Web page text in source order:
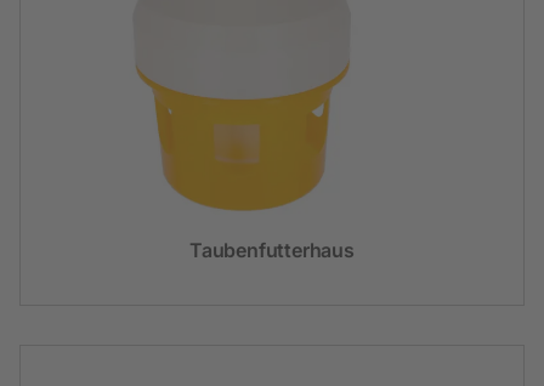
Taubenfutterhaus